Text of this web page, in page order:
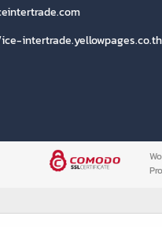
intertrade.yellowpages.co.th